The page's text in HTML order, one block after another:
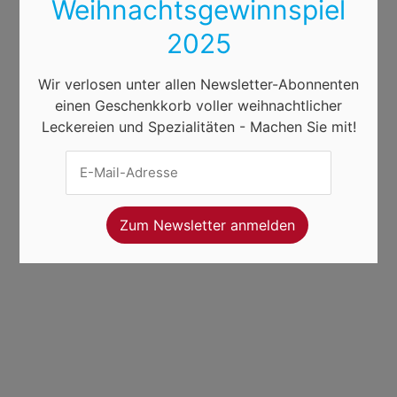
Weihnachtsgewinnspiel
2025
Wir verlosen unter allen Newsletter-Abonnenten
einen Geschenkkorb voller weihnachtlicher
Leckereien und Spezialitäten - Machen Sie mit!